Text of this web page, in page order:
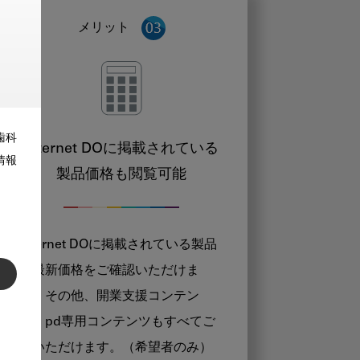
科
報
メリット
Internet DOに掲載されている
製品価格も閲覧可能
Internet DOに掲載されている製品
の最新価格をご確認いただけま
す。その他、開業支援コンテン
ツ、pd専用コンテンツもすべてご
覧いただけます。（希望者のみ）